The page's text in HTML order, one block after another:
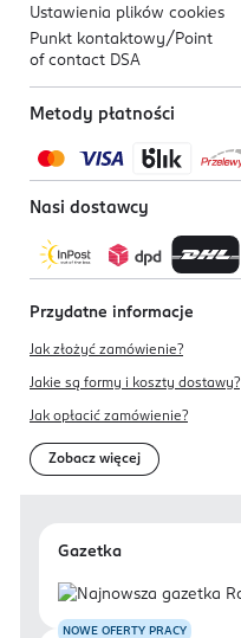
Ustawienia plików cookies
Punkt kontaktowy/ Point
of contact DSA
Metody płatności
Nasi dostawcy
Przydatne informacje
Jak złożyć zamówienie?
Jakie są formy i koszty dostawy?
Jak opłacić zamówienie?
Zobacz więcej
Gazetka
NOWE OFERTY PRACY